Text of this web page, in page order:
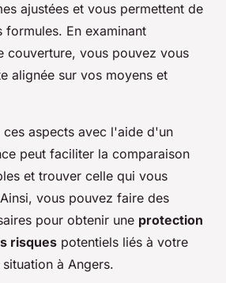
ajustées et vous permettent de
formules. En examinant
couverture, vous pouvez vous
alignée sur vos moyens et
aspects avec l'aide d'un
peut faciliter la comparaison
et trouver celle qui vous
vous pouvez faire des
pour obtenir une protection
risques potentiels liés à votre
à Angers.